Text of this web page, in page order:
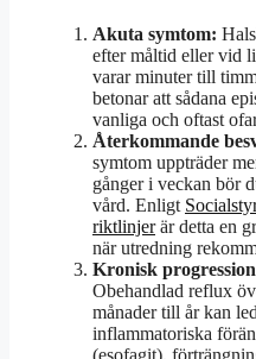
Akuta symtom:
efter måltid eller vid
varar minuter till
betonar att sådana
vanliga och oftast
Återkommande
symtom uppträder
gånger i veckan bör
vård. Enligt
riktlinjerär detta en
när utredning
Kronisk
Obehandlad reflux
månader till år kan
inflammatoriska
(esofagit),